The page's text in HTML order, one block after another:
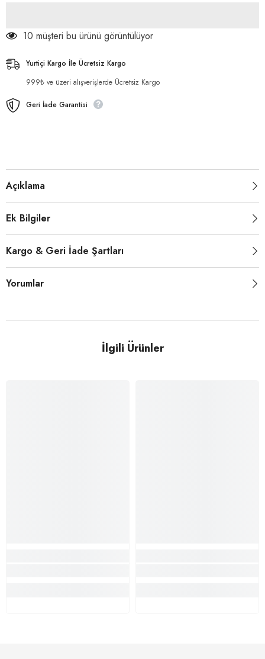
10 müşteri bu ürünü görüntülüyor
Yurtiçi Kargo İle Ücretsiz Kargo
999₺ ve üzeri alışverişlerde Ücretsiz Kargo
Geri İade Garantisi
Açıklama
Ek Bilgiler
Kargo & Geri İade Şartları
Yorumlar
İlgili Ürünler